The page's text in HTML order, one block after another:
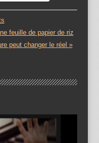
feuille de papier de riz
peut changer le réel »